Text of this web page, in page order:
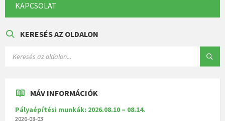
KAPCSOLAT
KERESÉS AZ OLDALON
MÁV INFORMÁCIÓK
Pályaépítési munkák: 2026.08.10 – 08.14.
2026-08-03